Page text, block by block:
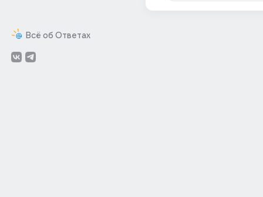
Всё об Ответах